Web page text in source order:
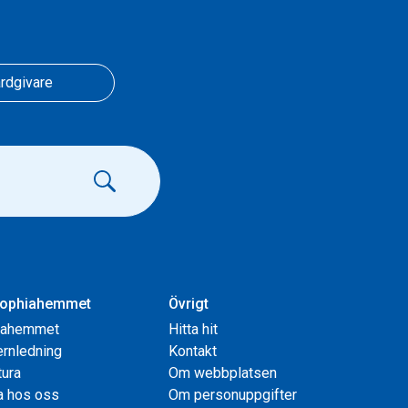
hos oss
Övrigt
Hitta hit
Kontakt
Om webbplatsen
Om personuppgifter